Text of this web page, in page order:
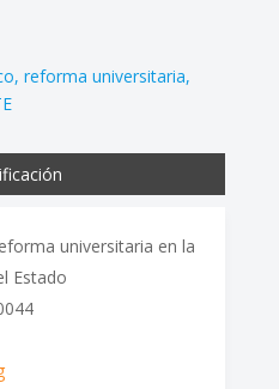
reforma universitaria
universitaria en la
Estado